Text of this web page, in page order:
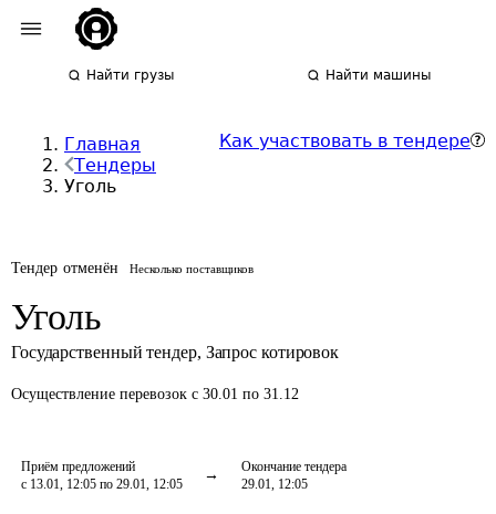
Найти грузы Найти машины
Главная
Тендеры
Уголь
Как участвовать в тендере
Тендер отменён Несколько поставщиков
Уголь
Государственный тендер, Запрос котировок
Осуществление перевозок с 30.01 по 31.12
Приём предложений
с 13.01, 12:05 по 29.01, 12:05
Окончание тендера
29.01, 12:05